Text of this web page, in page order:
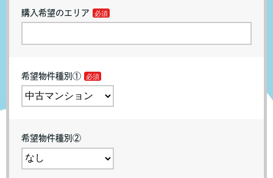
購入希望のエリア
希望物件種別①
希望物件種別②